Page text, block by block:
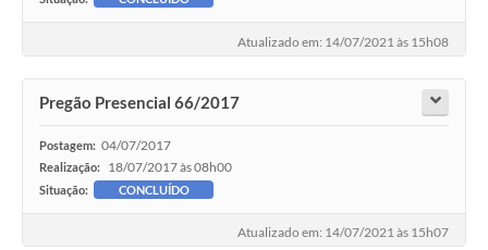
Atualizado em: 14/07/2021 às 15h08
Pregão Presencial 66/2017
Postagem: 04/07/2017
Realização: 18/07/2017 às 08h00
Situação: CONCLUÍDO
Atualizado em: 14/07/2021 às 15h07